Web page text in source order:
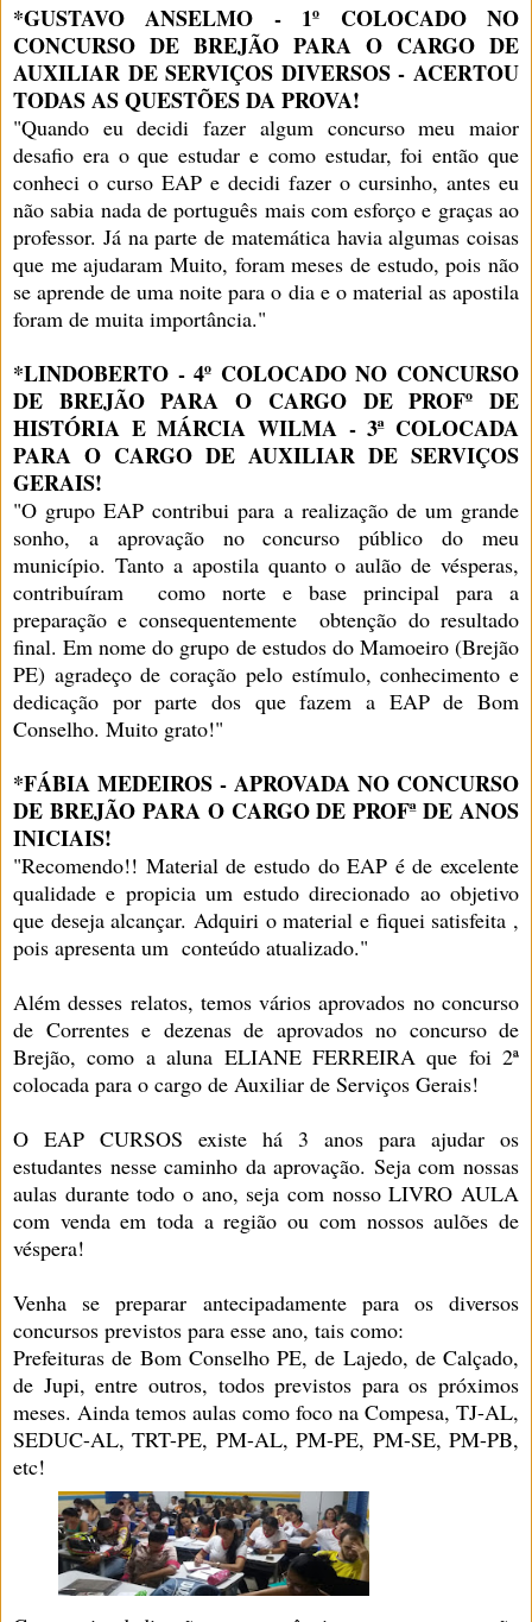
*GUSTAVO ANSELMO - 1º COLOCADO NO
CONCURSO DE BREJÃO PARA O CARGO DE
AUXILIAR DE SERVIÇOS DIVERSOS - ACERTOU
TODAS AS QUESTÕES DA PROVA!
"Quando eu decidi fazer algum concurso meu maior
desafio era o que estudar e como estudar, foi então que
conheci o curso EAP e decidi fazer o cursinho, antes eu
não sabia nada de português mais com esforço e graças ao
professor. Já na parte de matemática havia algumas coisas
que me ajudaram Muito, foram meses de estudo, pois não
se aprende de uma noite para o dia e o material as apostila
foram de muita importância."
*LINDOBERTO - 4º COLOCADO NO CONCURSO
DE BREJÃO PARA O CARGO DE PROFº DE
HISTÓRIA E MÁRCIA WILMA - 3ª COLOCADA
PARA O CARGO DE AUXILIAR DE SERVIÇOS
GERAIS!
"O grupo EAP contribui para a realização de um grande
sonho, a aprovação no concurso público do meu
município. Tanto a apostila quanto o aulão de vésperas,
contribuíram como norte e base principal para a
preparação e consequentemente obtenção do resultado
final. Em nome do grupo de estudos do Mamoeiro (Brejão
PE) agradeço de coração pelo estímulo, conhecimento e
dedicação por parte dos que fazem a EAP de Bom
Conselho. Muito grato!"
*FÁBIA MEDEIROS - APROVADA NO CONCURSO
DE BREJÃO PARA O CARGO DE PROFª DE ANOS
INICIAIS!
"Recomendo!! Material de estudo do EAP é de excelente
qualidade e propicia um estudo direcionado ao objetivo
que deseja alcançar. Adquiri o material e fiquei satisfeita ,
pois apresenta um conteúdo atualizado."
Além desses relatos, temos vários aprovados no concurso
de Correntes e dezenas de aprovados no concurso de
Brejão, como a aluna ELIANE FERREIRA que foi 2ª
colocada para o cargo de Auxiliar de Serviços Gerais!
O EAP CURSOS existe há 3 anos para ajudar os
estudantes nesse caminho da aprovação. Seja com nossas
aulas durante todo o ano, seja com nosso LIVRO AULA
com venda em toda a região ou com nossos aulões de
véspera!
Venha se preparar antecipadamente para os diversos
concursos previstos para esse ano, tais como:
Prefeituras de Bom Conselho PE, de Lajedo, de Calçado,
de Jupi, entre outros, todos previstos para os próximos
meses. Ainda temos aulas como foco na Compesa, TJ-AL,
SEDUC-AL, TRT-PE, PM-AL, PM-PE, PM-SE, PM-PB,
etc!